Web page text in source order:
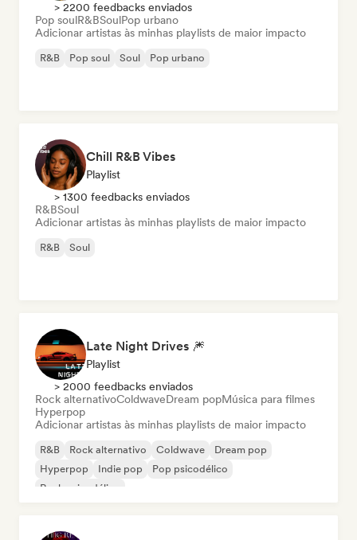
> 2200 feedbacks enviados
Pop soulR&BSoulPop urbano
Adicionar artistas às minhas playlists de maior impacto
R&B Pop soul Soul Pop urbano
Chill R&B Vibes
Playlist
> 1300 feedbacks enviados
R&BSoul
Adicionar artistas às minhas playlists de maior impacto
R&B Soul
Late Night Drives 🎆
Playlist
> 2000 feedbacks enviados
Rock alternativoColdwaveDream popMúsica para filmes
Hyperpop
Adicionar artistas às minhas playlists de maior impacto
R&B Rock alternativo Coldwave
Dream pop
Hyperpop
Indie pop
Pop psicodélico
Rock psicodélico